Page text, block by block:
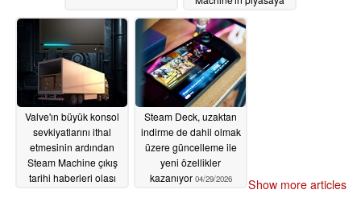
sürülmesi yakın
görünüyor05/01/2026
Valve'ın büyük konsol
sevkiyatlarını ithal
etmesinin ardından
Steam Machine çıkış
tarihi haberleri olası
Steam Deck, uzaktan
indirme de dahil olmak
üzere güncelleme ile
yeni özellikler
kazanıyor 04/29/2026 Show more articles